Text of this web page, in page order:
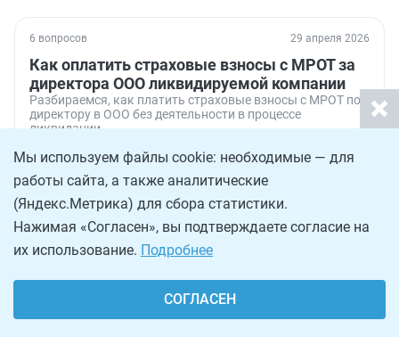
6 вопросов 29 апреля 2026
Как оплатить страховые взносы с МРОТ за
директора ООО ликвидируемой компании
Разбираемся, как платить страховые взносы с МРОТ по
директору в ООО без деятельности в процессе
ликвидации.
3 809
Какой МРОТ при неполной ставке работника
Разбираемся, как выплачивать зарплату сотрудникам
31 416
Мы используем файлы cookie: необходимые — для
работы сайта, а также аналитические
(Яндекс.Метрика) для сбора статистики.
Нажимая «Согласен», вы подтверждаете согласие на
их использование. Подробнее
СОГЛАСЕН